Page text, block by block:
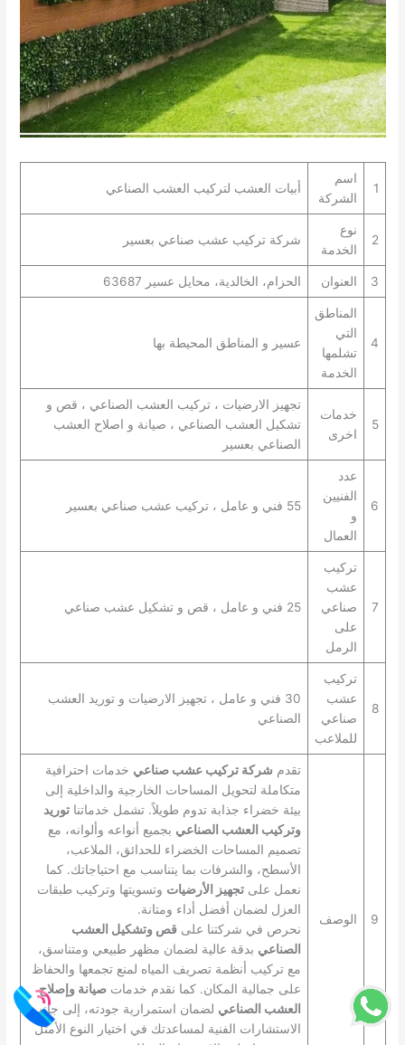
1
اسم
الشركة
أبيات العشب لتركيب العشب الصناعي
2
نوع
الخدمة
شركة تركيب عشب صناعي بعسير
3 العنوان الحزام، الخالدية، محايل عسير 63687
4
المناطق
التي
تشلمها
الخدمة
عسير و المناطق المحيطة بها
5
خدمات
اخرى
تجهيز الارضيات ، تركيب العشب الصناعي ، قص و
تشكيل العشب الصناعي ، صيانة و اصلاح العشب
الصناعي بعسير
6
عدد
الفنيين
و
العمال
55 فني و عامل ، تركيب عشب صناعي بعسير
7
تركيب
عشب
صناعي
على
الرمل
25 فني و عامل ، قص و تشكيل عشب صناعي
8
تركيب
عشب
صناعي
للملاعب
30 فني و عامل ، تجهيز الارضيات و توريد العشب
الصناعي
9 الوصف
تقدم شركة تركيب عشب صناعي خدمات احترافية
متكاملة لتحويل المساحات الخارجية والداخلية إلى
بيئة خضراء جذابة تدوم طويلاً. تشمل خدماتنا توريد
وتركيب العشب الصناعي بجميع أنواعه وألوانه، مع
تصميم المساحات الخضراء للحدائق، الملاعب،
الأسطح، والشرفات بما يتناسب مع احتياجاتك. كما
نعمل على تجهيز الأرضيات وتسويتها وتركيب طبقات
العزل لضمان أفضل أداء ومتانة.
نحرص في شركتنا على قص وتشكيل العشب
الصناعي بدقة عالية لضمان مظهر طبيعي ومتناسق،
مع تركيب أنظمة تصريف المياه لمنع تجمعها والحفاظ
على جمالية المكان. كما نقدم خدمات صيانة وإصلاح
العشب الصناعي لضمان استمرارية جودته، إلى جانب
الاستشارات الفنية لمساعدتك في اختيار النوع الأمثل